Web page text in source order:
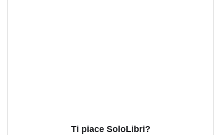
Ti piace SoloLibri?